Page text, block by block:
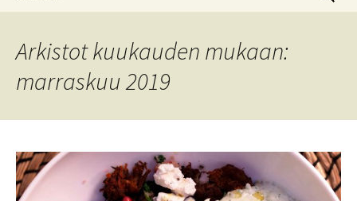
Arkistot kuukauden mukaan:
marraskuu 2019